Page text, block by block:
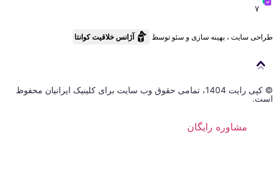
۷
طراحی سایت ، بهینه سازی و سئو توسط آژانس خلاقیت کوانتا
© کپی رایت 1404، تمامی حقوق وب سایت برای کلینیک ایرانیان محفوظ
است.
مشاوره رایگان